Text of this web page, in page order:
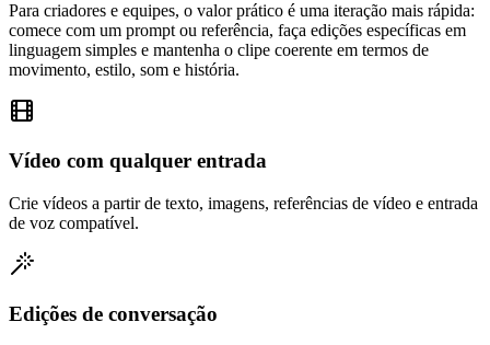
Para criadores e equipes, o valor prático é uma iteração mais rápida:
comece com um prompt ou referência, faça edições específicas em
linguagem simples e mantenha o clipe coerente em termos de
movimento, estilo, som e história.
Vídeo com qualquer entrada
Crie vídeos a partir de texto, imagens, referências de vídeo e entrada
de voz compatível.
Edições de conversação